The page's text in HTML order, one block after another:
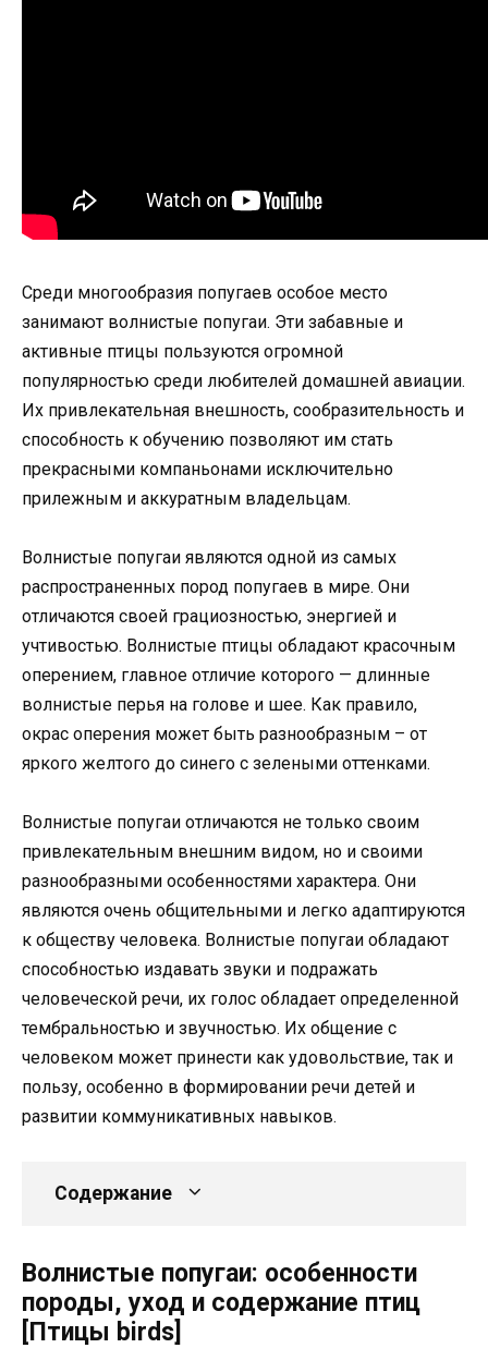
Среди многообразия попугаев особое место
занимают волнистые попугаи. Эти забавные и
активные птицы пользуются огромной
популярностью среди любителей домашней авиации.
Их привлекательная внешность, сообразительность и
способность к обучению позволяют им стать
прекрасными компаньонами исключительно
прилежным и аккуратным владельцам.
Волнистые попугаи являются одной из самых
распространенных пород попугаев в мире. Они
отличаются своей грациозностью, энергией и
учтивостью. Волнистые птицы обладают красочным
оперением, главное отличие которого — длинные
волнистые перья на голове и шее. Как правило,
окрас оперения может быть разнообразным – от
яркого желтого до синего с зелеными оттенками.
Волнистые попугаи отличаются не только своим
привлекательным внешним видом, но и своими
разнообразными особенностями характера. Они
являются очень общительными и легко адаптируются
к обществу человека. Волнистые попугаи обладают
способностью издавать звуки и подражать
человеческой речи, их голос обладает определенной
тембральностью и звучностью. Их общение с
человеком может принести как удовольствие, так и
пользу, особенно в формировании речи детей и
развитии коммуникативных навыков.
Содержание
Волнистые попугаи: особенности
породы, уход и содержание птиц
[Птицы birds]